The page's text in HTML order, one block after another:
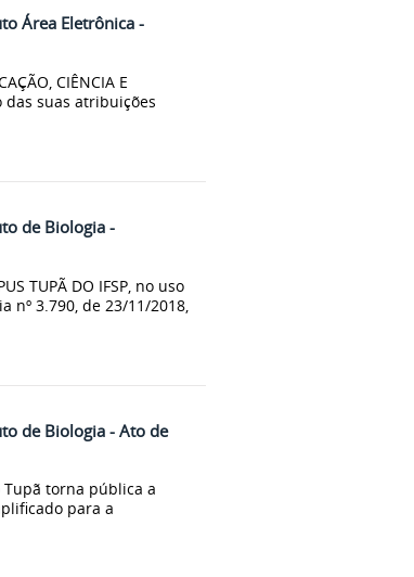
Área Eletrônica -
CIÊNCIA E
das suas atribuições
de Biologia -
TUPÃ DO IFSP, no uso
nº 3.790, de 23/11/2018,
de Biologia - Ato de
Tupã torna pública a
para a